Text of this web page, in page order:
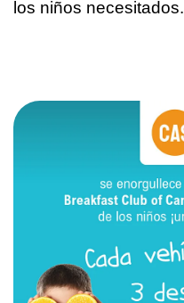
los niños necesitados.